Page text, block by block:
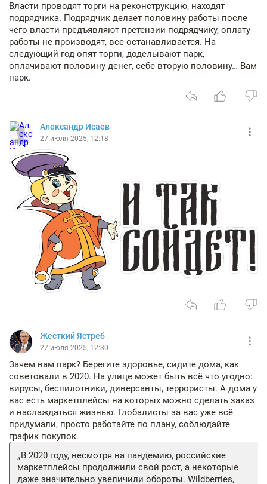
Власти проводят торги на реконструкцию, находят
подрядчика. Подрядчик делает половину работы после
чего власти предъявляют претензии подрядчику, оплату
работы не производят, все останавливается. На
следующий год опят торги, доделывают парк,
оплачивают половину денег, себе вторую половину… Вам
парк.
Александр Исаев
27 июля 2025, 12:18
Жёсткий Ястреб
27 июля 2025, 12:30
Зачем вам парк? Берегите здоровье, сидите дома, как
советовали в 2020. На улице может быть всё что угодно:
вирусы, беспилотники, диверсанты, террористы. А дома у
вас есть маркетплейсы на которых можно сделать заказ
и наслаждаться жизнью. Глобалисты за вас уже всё
придумали, просто работайте по плану, соблюдайте
график покупок.
В 2020 году, несмотря на пандемию, российские
маркетплейсы продолжили свой рост, а некоторые
даже значительно увеличили обороты. Wildberries,